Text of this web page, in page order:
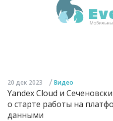
20 дек 2023 / Видео
Yandex Cloud и
о старте работы на
данными